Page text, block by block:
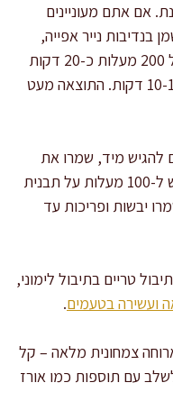
אם אתם מעוניינים
בנדיבות נייר אפייה,
לרסס מעל הלביבות, ולאפות בחום של 200 מעלות כ-20 דקות
מצד אחד, ואז להפוך ולהמשיך עוד 10-15 דקות. התוצאה מעט
להגיש מיד, שמרו את
הלביבות המוכנות בתנור שחומם מראש ל-100 מעלות על תבנית
יבשות ופריכות עד
טריים בתיבול לימוני,
ועשירה בטעמים.
צמחונית מלאה – קל
עם תוספות כמו אורז